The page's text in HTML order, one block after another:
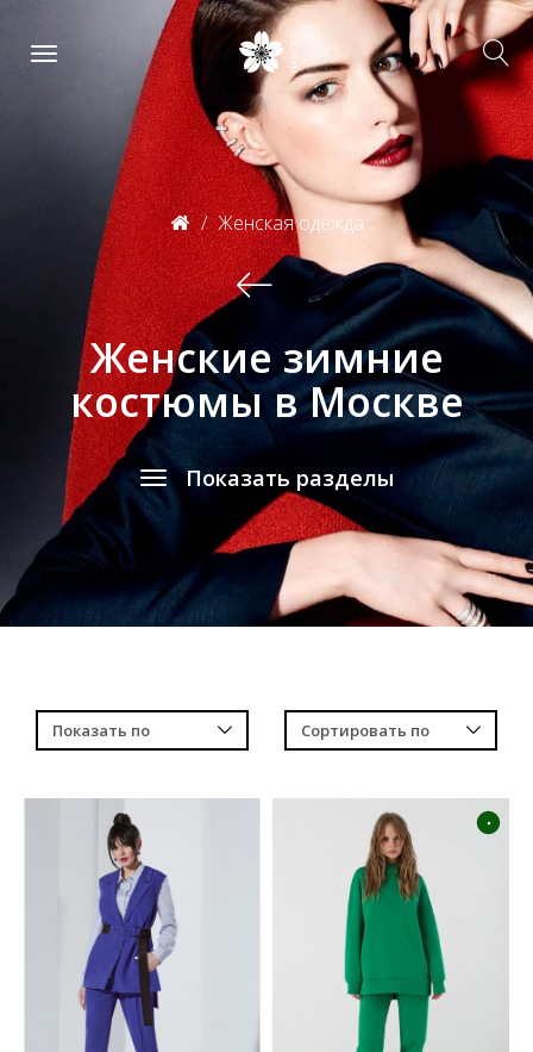
Женская одежда
Женские зимние
костюмы в Москве
Показать разделы